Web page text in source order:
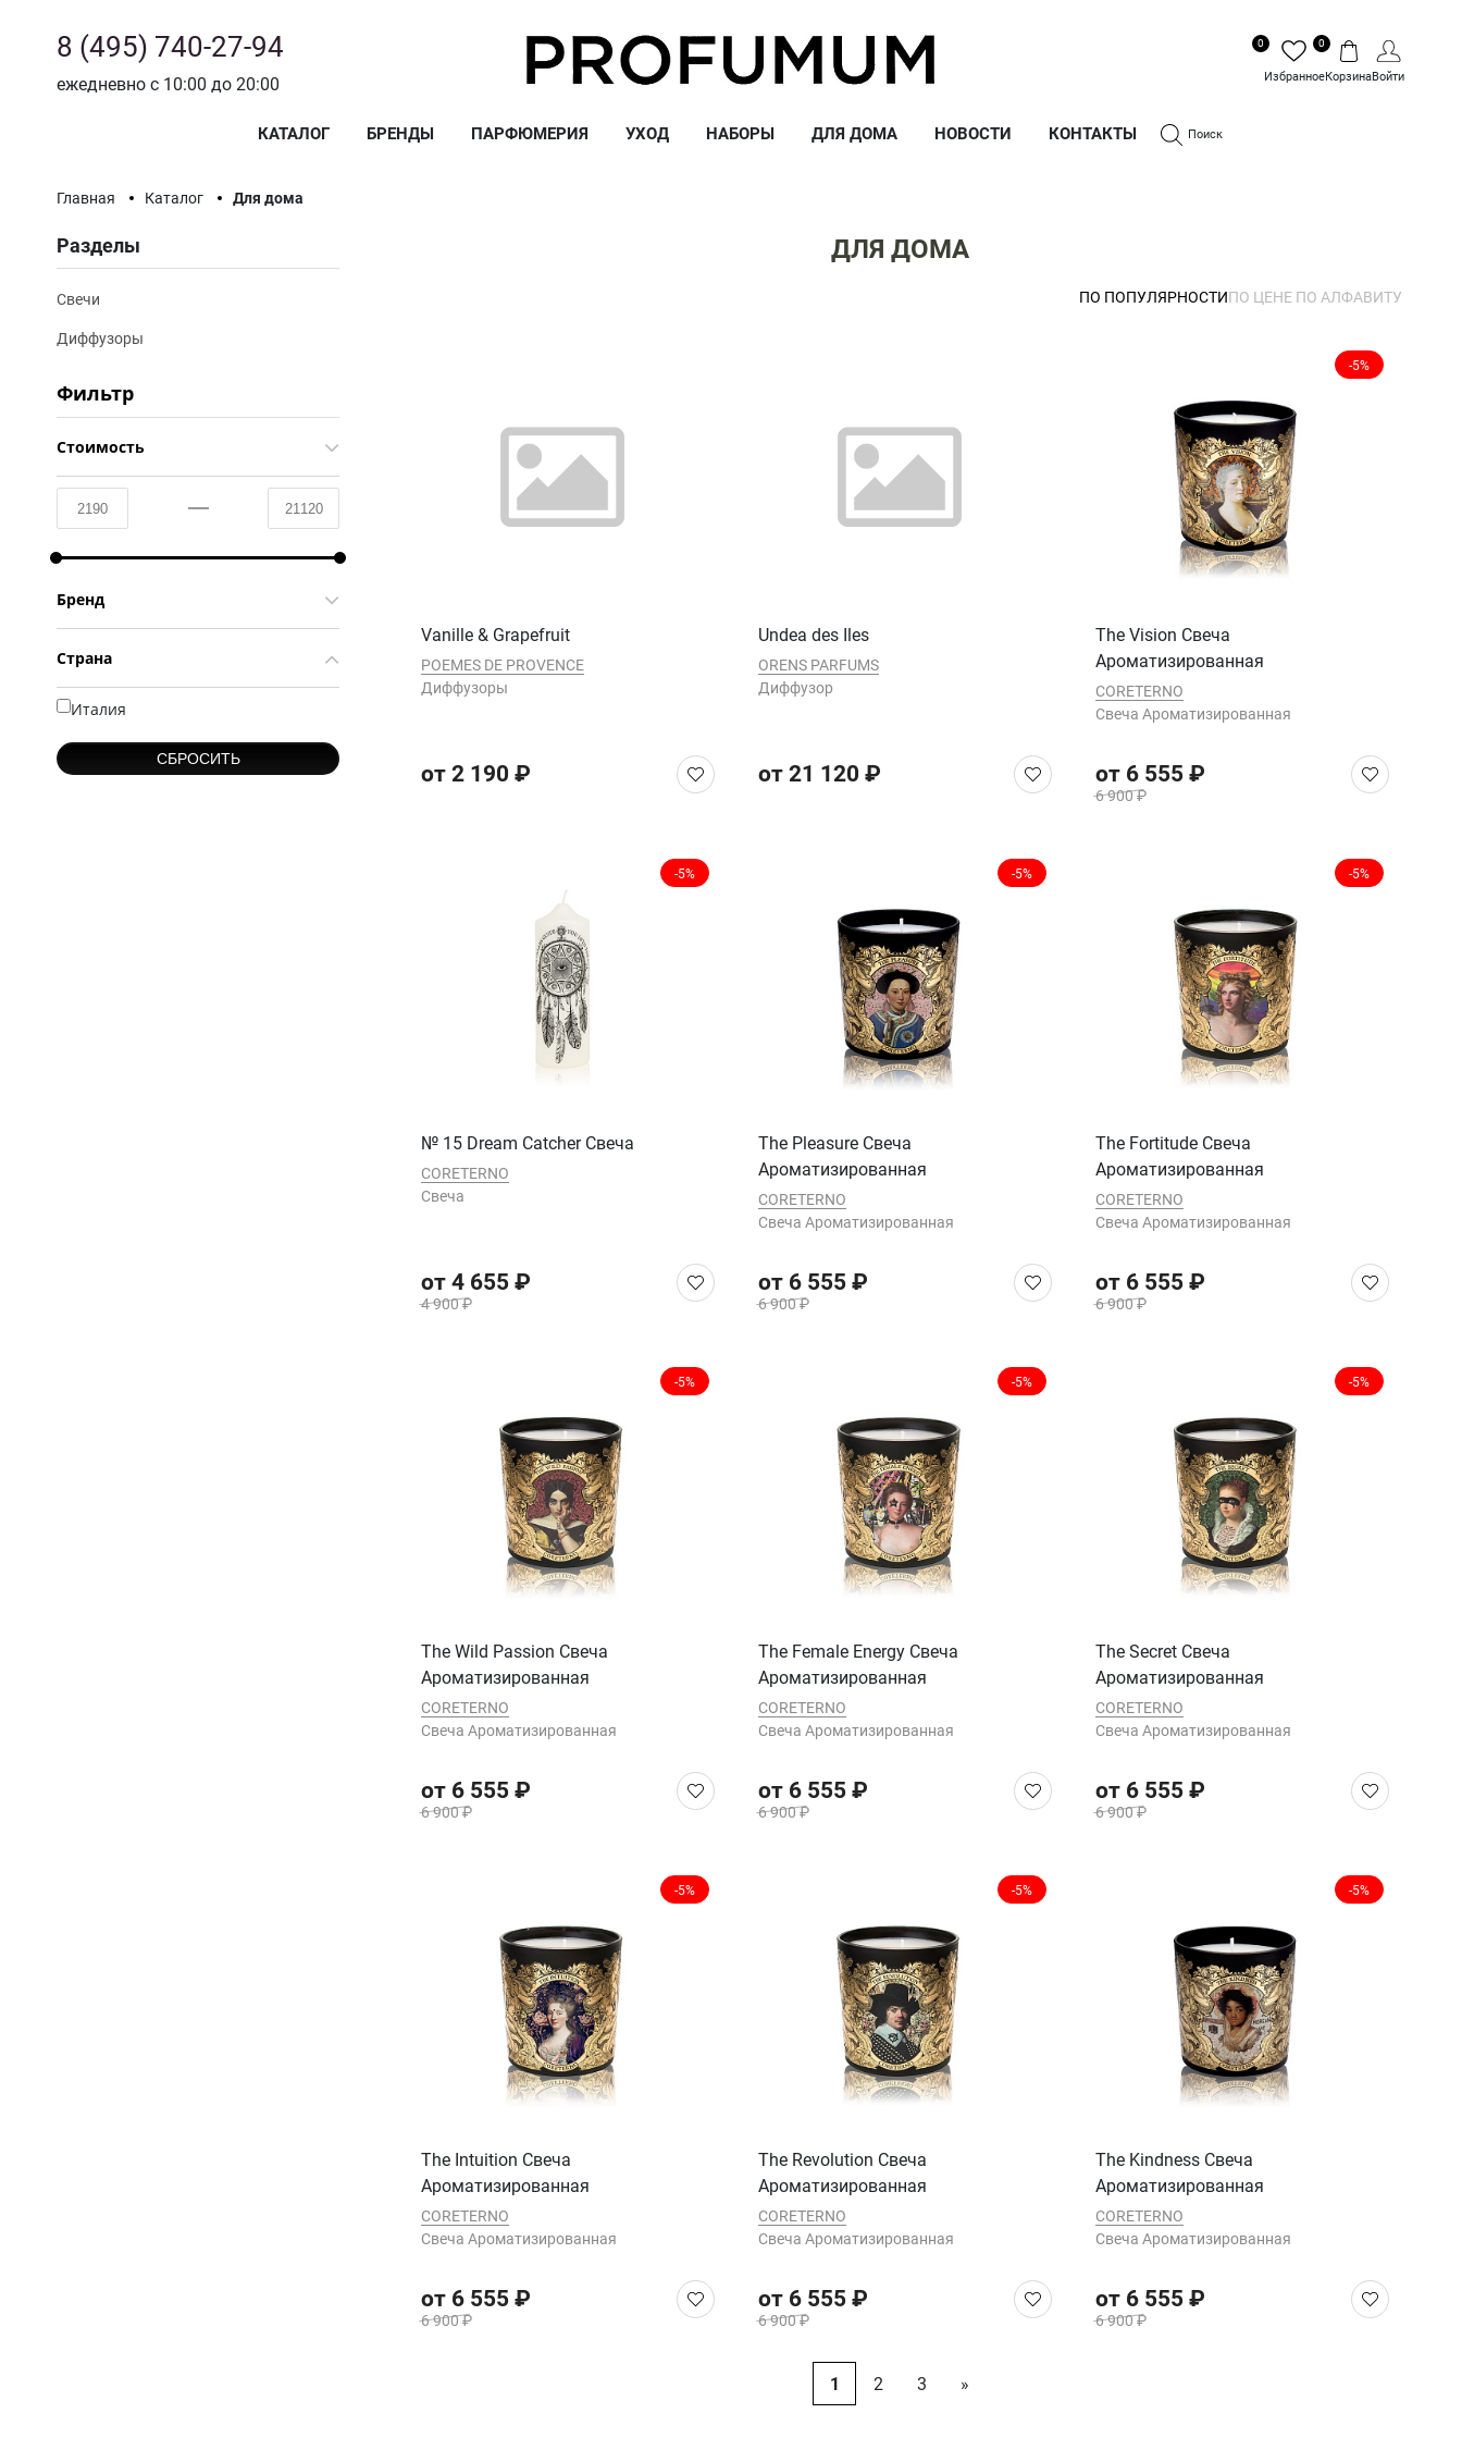
8 (495) 740-27-94
ежедневно с 10:00 до 20:00 Избранное
0
Корзина
0
Войти
КАТАЛОГ БРЕНДЫ ПАРФЮМЕРИЯ УХОД НАБОРЫ ДЛЯ ДОМА НОВОСТИ КОНТАКТЫ Поиск
Главная Каталог Для дома
Разделы
Свечи
Диффузоры
Фильтр
Стоимость
Бренд
Страна
Италия
ДЛЯ ДОМА
ПО ПОПУЛЯРНОСТИПО ЦЕНЕ ПО АЛФАВИТУ
Vanille & Grapefruit
POEMES DE PROVENCE
Диффузоры
от 2 190 ₽
Undea des Iles
ORENS PARFUMS
Диффузор
от 21 120 ₽
-5%
The Vision Cвеча
Ароматизированная
CORETERNO
Cвеча Ароматизированная
от 6 555 ₽
6 900 ₽
-5%
№ 15 Dream Catcher Cвеча
CORETERNO
Свеча
от 4 655 ₽
4 900 ₽
-5%
The Pleasure Cвеча
Ароматизированная
CORETERNO
Cвеча Ароматизированная
от 6 555 ₽
6 900 ₽
-5%
The Fortitude Cвеча
Ароматизированная
CORETERNO
Cвеча Ароматизированная
от 6 555 ₽
6 900 ₽
-5%
The Wild Passion Cвеча
Ароматизированная
CORETERNO
Cвеча Ароматизированная
от 6 555 ₽
6 900 ₽
-5%
The Female Energy Cвеча
Ароматизированная
CORETERNO
Cвеча Ароматизированная
от 6 555 ₽
6 900 ₽
-5%
The Secret Cвеча
Ароматизированная
CORETERNO
Cвеча Ароматизированная
от 6 555 ₽
6 900 ₽
-5%
The Intuition Cвеча
Ароматизированная
CORETERNO
Cвеча Ароматизированная
от 6 555 ₽
6 900 ₽
-5%
The Revolution Cвеча
Ароматизированная
CORETERNO
Cвеча Ароматизированная
от 6 555 ₽
6 900 ₽
-5%
The Kindness Cвеча
Ароматизированная
CORETERNO
Cвеча Ароматизированная
от 6 555 ₽
6 900 ₽
1 2 3 »